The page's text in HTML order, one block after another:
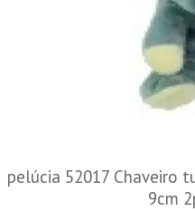
pelúcia 52017 Chaveiro
9cm